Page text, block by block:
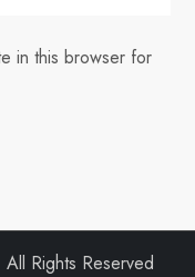
in this browser for
Rights Reserved